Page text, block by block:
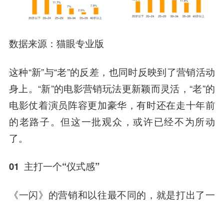
数据来源：猫眼专业版
这种“新”与“老”的反差，也同时反映到了营销活动
身上。“新”的电影营销玩法更新颖而灵活，“老”的
电影仗着演员阵容更加豪华，有时还在走十年前
的老路子。但这一批观众，或许已经不为所动
了。
01 主打一个“仪式感”
《一闪》的营销和以往最不同的，就是打出了一